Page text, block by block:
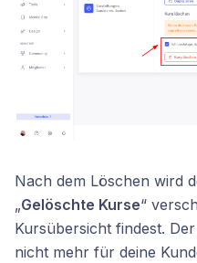
Nach dem Löschen wird
„Gelöschte Kurse“
Kursübersicht findest.
nicht mehr für deine